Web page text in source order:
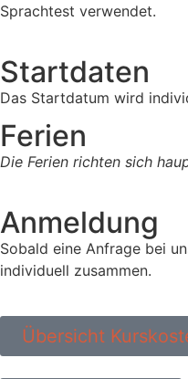
Sprachtest verwendet.
Startdaten
Das Startdatum wird
Ferien
Die Ferien richten sich
Anmeldung
Sobald eine Anfrage bei
individuell zusammen.
Übersicht